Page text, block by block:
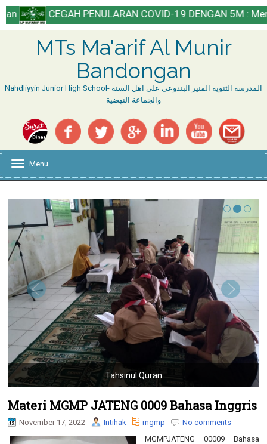
CEGAH PENULARAN COVID-19 DENGAN 5M : Mencuci
MTs Ma'arif Al Munir
Bandongan
Nahdliyyin Junior High School- المدرسة الثنوية المنير البندوعى على اهل السنة
والجماعة النهضية
n
a
v
i
g
a
i
o
n
Menu
Tahsinul Quran
Materi MGMP JATENG 0009 Bahasa Inggris
November 17, 2022 Intihak mgmp
No comments
MGMPJATENG 00009 Bahasa